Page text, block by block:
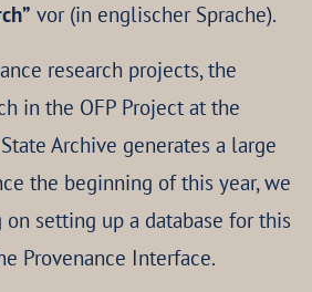
vor (in englischer Sprache).
research projects, the
in the OFP Project at the
Archive generates a large
the beginning of this year, we
setting up a database for this
Provenance Interface.